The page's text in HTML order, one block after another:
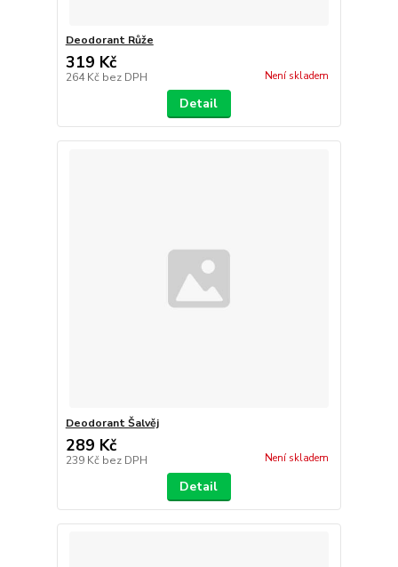
Deodorant Růže
319 Kč
264 Kč bez DPH Není skladem
Detail
Deodorant Šalvěj
289 Kč
239 Kč bez DPH Není skladem
Detail